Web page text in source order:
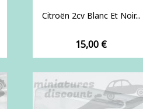
Citroën 2cv Blanc Et Noir...
Prix
15,00 €